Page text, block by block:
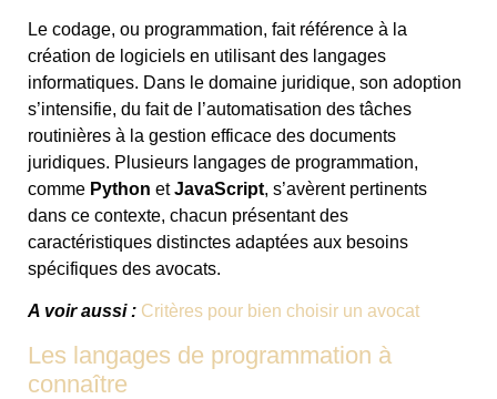
Le codage, ou programmation, fait référence à la
création de logiciels en utilisant des langages
informatiques. Dans le domaine juridique, son adoption
s’intensifie, du fait de l’automatisation des tâches
routinières à la gestion efficace des documents
juridiques. Plusieurs langages de programmation,
comme Python etJavaScript, s’avèrent pertinents
dans ce contexte, chacun présentant des
caractéristiques distinctes adaptées aux besoins
spécifiques des avocats.
A voir aussi : Critères pour bien choisir un avocat
Les langages de programmation à
connaître